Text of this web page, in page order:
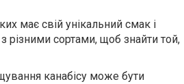
має свій унікальний смак і
різними сортами, щоб знайти той,
канабісу може бути